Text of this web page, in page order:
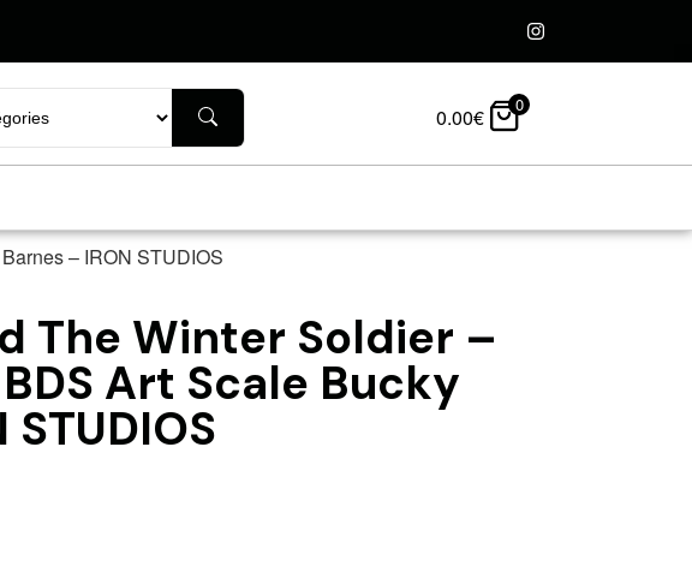
0.00€ 0
– IRON STUDIOS
The Winter Soldier –
Art Scale Bucky